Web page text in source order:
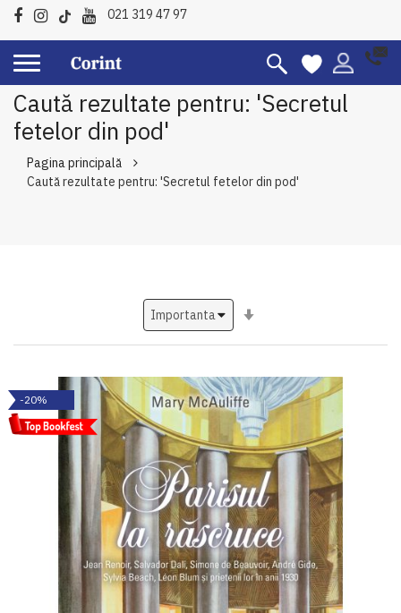
021 319 47 97
Caută rezultate pentru: 'Secretul
fetelor din pod'
Pagina principală
Caută rezultate pentru: 'Secretul fetelor din pod'
-20%